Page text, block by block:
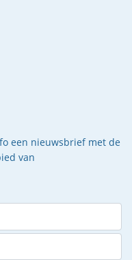
een nieuwsbrief met de
van